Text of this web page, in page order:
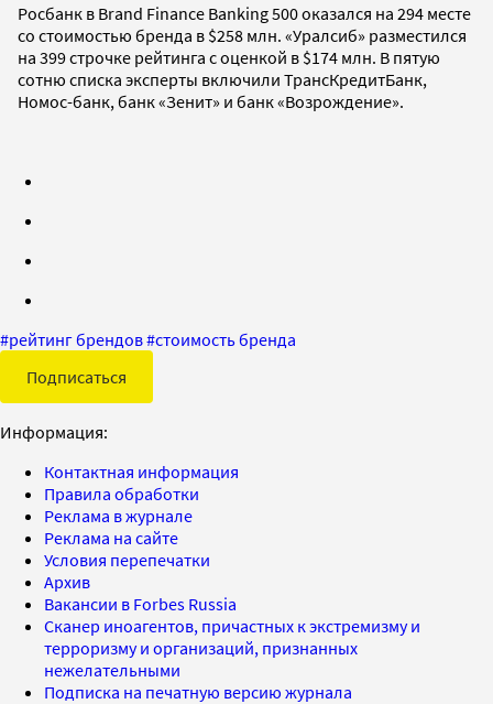
Росбанк в Brand Finance Banking 500 оказался на 294 месте
со стоимостью бренда в $258 млн. «Уралсиб» разместился
на 399 строчке рейтинга с оценкой в $174 млн. В пятую
сотню списка эксперты включили ТрансКредитБанк,
Номос-банк, банк «Зенит» и банк «Возрождение».
#рейтинг брендов#стоимость бренда
Подписаться
Информация:
Контактная информация
Правила обработки
Реклама в журнале
Реклама на сайте
Условия перепечатки
Архив
Вакансии в Forbes Russia
Сканер иноагентов, причастных к экстремизму и
терроризму и организаций, признанных
нежелательными
Подписка на печатную версию журнала